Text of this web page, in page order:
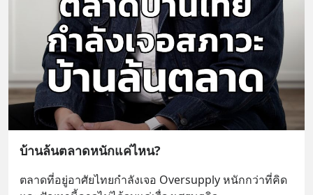
บ้านล้นตลาดหนักแค่ไหน?
ตลาดที่อยู่อาศัยไทยกำลังเจอ Oversupply หนักกว่าที่คิด